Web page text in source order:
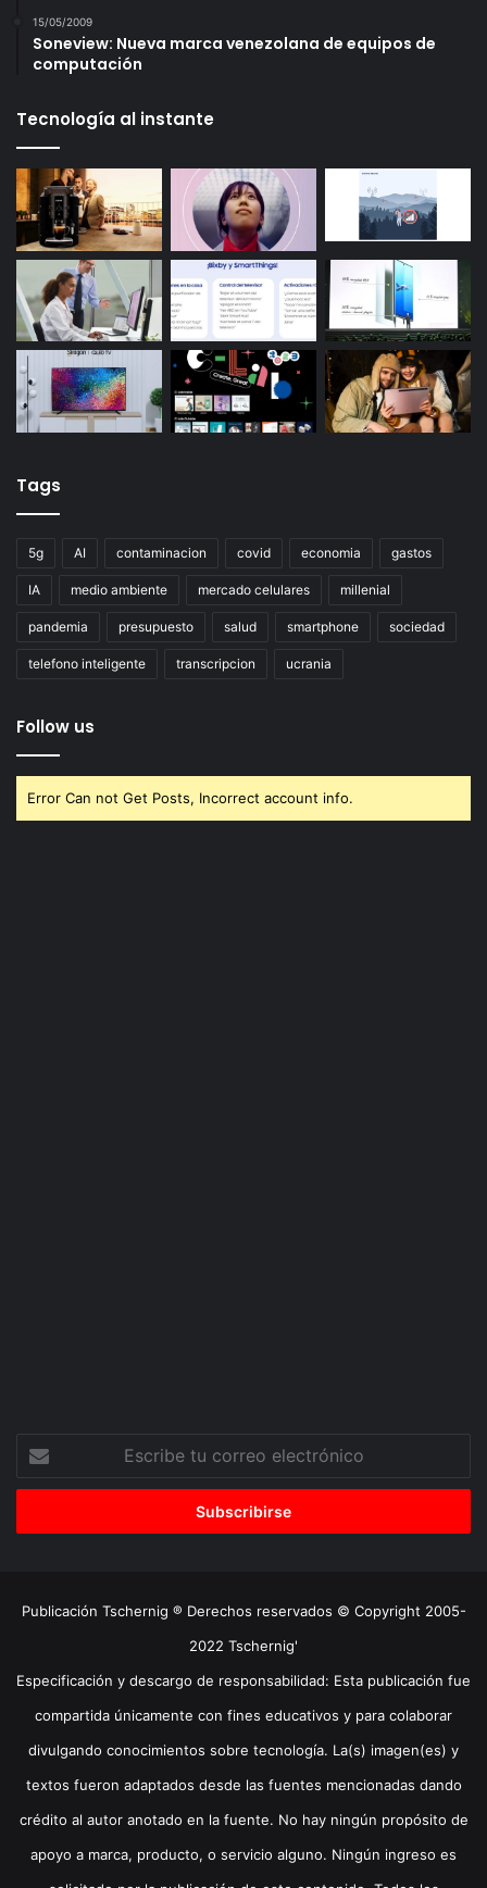
15/05/2009
Soneview: Nueva marca venezolana de equipos de
computación
Tecnología al instante
Tags
5g AI contaminacion covid economia gastos
IA medio ambiente mercado celulares millenial
pandemia presupuesto salud smartphone sociedad
telefono inteligente transcripcion ucrania
Follow us
Error Can not Get Posts, Incorrect account info.
correo
Publicación Tschernig ® Derechos reservados © Copyright 2005-
2022 Tschernig'
Especificación y descargo de responsabilidad: Esta publicación fue
compartida únicamente con fines educativos y para colaborar
divulgando conocimientos sobre tecnología. La(s) imagen(es) y
textos fueron adaptados desde las fuentes mencionadas dando
crédito al autor anotado en la fuente. No hay ningún propósito de
apoyo a marca, producto, o servicio alguno. Ningún ingreso es